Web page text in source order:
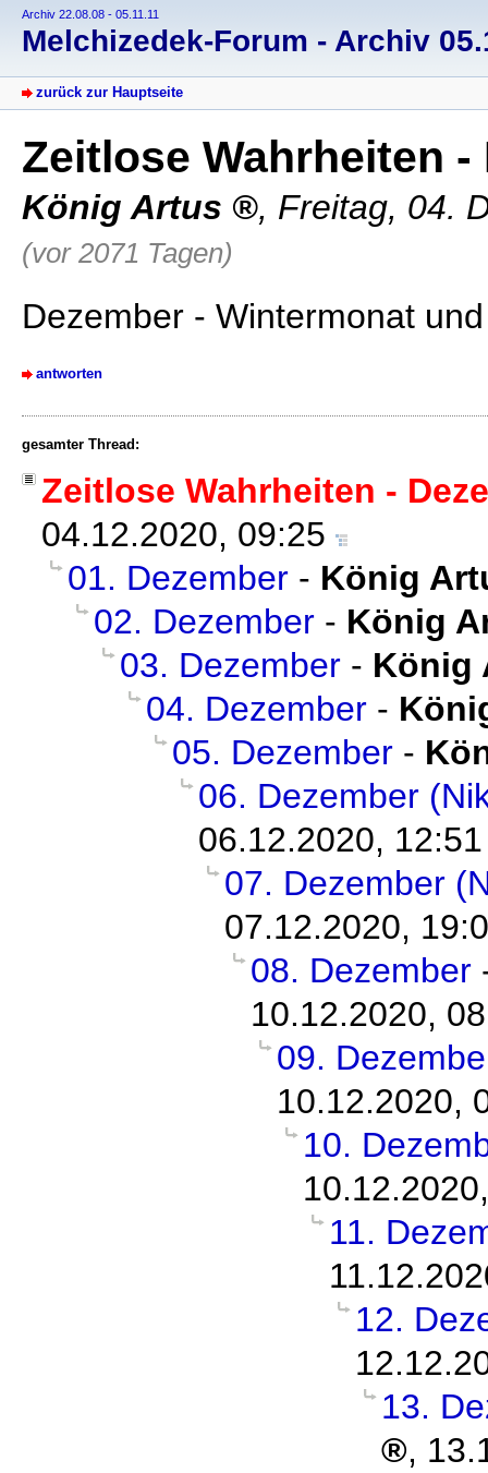
Archiv 22.08.08 - 05.11.11
Melchizedek-Forum - Archiv
zurück zur Hauptseite
Zeitlose Wahrheiten
König Artus , Freitag, 04.
(vor 2071 Tagen)
Dezember - Wintermonat
antworten
gesamter Thread:
Zeitlose Wahrheiten -
04.12.2020, 09:25
01. Dezember - König
02. Dezember - König
03. Dezember - König
04. Dezember -
05. Dezember -
06. Dezember
06.12.2020, 12:51
07. Dezember
07.12.2020,
08. Dezember
10.12.2020,
09.
10.12.2020,
10.
11.
12.
13.
,